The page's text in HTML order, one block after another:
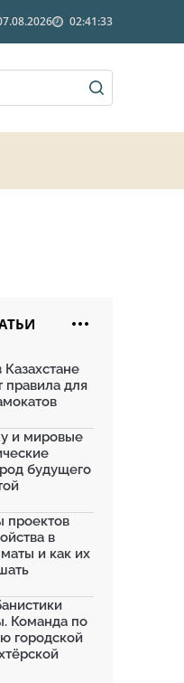
02:41:33
правила для
и мировые
будущего
проектов
в
и как их
Команда по
городской